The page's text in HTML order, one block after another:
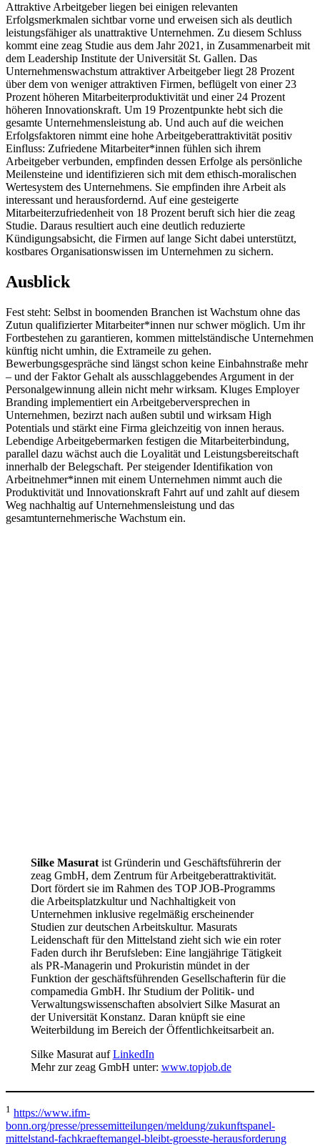
Attraktive Arbeitgeber liegen bei einigen relevanten
Erfolgsmerkmalen sichtbar vorne und erweisen sich als deutlich
leistungsfähiger als unattraktive Unternehmen. Zu diesem Schluss
kommt eine zeag Studie aus dem Jahr 2021, in Zusammenarbeit mit
dem Leadership Institute der Universität St. Gallen. Das
Unternehmenswachstum attraktiver Arbeitgeber liegt 28 Prozent
über dem von weniger attraktiven Firmen, beflügelt von einer 23
Prozent höheren Mitarbeiterproduktivität und einer 24 Prozent
höheren Innovationskraft. Um 19 Prozentpunkte hebt sich die
gesamte Unternehmensleistung ab. Und auch auf die weichen
Erfolgsfaktoren nimmt eine hohe Arbeitgeberattraktivität positiv
Einfluss: Zufriedene Mitarbeiter*innen fühlen sich ihrem
Arbeitgeber verbunden, empfinden dessen Erfolge als persönliche
Meilensteine und identifizieren sich mit dem ethisch-moralischen
Wertesystem des Unternehmens. Sie empfinden ihre Arbeit als
interessant und herausfordernd. Auf eine gesteigerte
Mitarbeiterzufriedenheit von 18 Prozent beruft sich hier die zeag
Studie. Daraus resultiert auch eine deutlich reduzierte
Kündigungsabsicht, die Firmen auf lange Sicht dabei unterstützt,
kostbares Organisationswissen im Unternehmen zu sichern.
Ausblick
Fest steht: Selbst in boomenden Branchen ist Wachstum ohne das
Zutun qualifizierter Mitarbeiter*innen nur schwer möglich. Um ihr
Fortbestehen zu garantieren, kommen mittelständische Unternehmen
künftig nicht umhin, die Extrameile zu gehen.
Bewerbungsgespräche sind längst schon keine Einbahnstraße mehr
– und der Faktor Gehalt als ausschlaggebendes Argument in der
Personalgewinnung allein nicht mehr wirksam. Kluges Employer
Branding implementiert ein Arbeitgeberversprechen in
Unternehmen, bezirzt nach außen subtil und wirksam High
Potentials und stärkt eine Firma gleichzeitig von innen heraus.
Lebendige Arbeitgebermarken festigen die Mitarbeiterbindung,
parallel dazu wächst auch die Loyalität und Leistungsbereitschaft
innerhalb der Belegschaft. Per steigender Identifikation von
Arbeitnehmer*innen mit einem Unternehmen nimmt auch die
Produktivität und Innovationskraft Fahrt auf und zahlt auf diesem
Weg nachhaltig auf Unternehmensleistung und das
gesamtunternehmerische Wachstum ein.
Silke Masuratist Gründerin und Geschäftsführerin der
zeag GmbH, dem Zentrum für Arbeitgeberattraktivität.
Dort fördert sie im Rahmen des TOP JOB-Programms
die Arbeitsplatzkultur und Nachhaltigkeit von
Unternehmen inklusive regelmäßig erscheinender
Studien zur deutschen Arbeitskultur. Masurats
Leidenschaft für den Mittelstand zieht sich wie ein roter
Faden durch ihr Berufsleben: Eine langjährige Tätigkeit
als PR-Managerin und Prokuristin mündet in der
Funktion der geschäftsführenden Gesellschafterin für die
compamedia GmbH. Ihr Studium der Politik- und
Verwaltungswissenschaften absolviert Silke Masurat an
der Universität Konstanz. Daran knüpft sie eine
Weiterbildung im Bereich der Öffentlichkeitsarbeit an.
Silke Masurat aufLinkedIn
Mehr zur zeag GmbH unter: www.topjob.de
1 https://www.ifm-
bonn.org/presse/pressemitteilungen/meldung/zukunftspanel-
mittelstand-fachkraeftemangel-bleibt-groesste-herausforderung